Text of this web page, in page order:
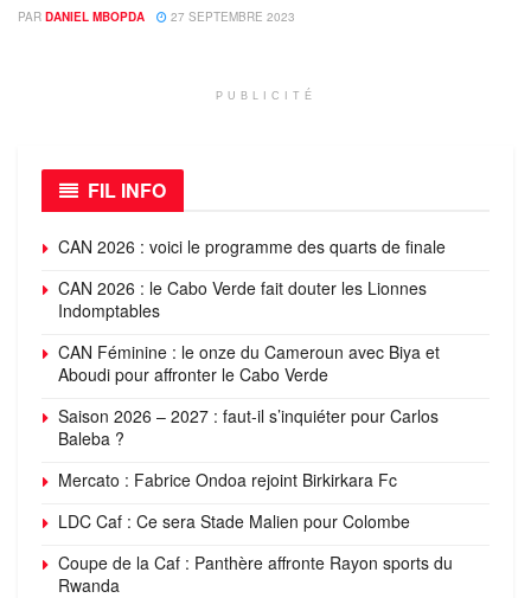
PAR DANIEL MBOPDA 27 SEPTEMBRE 2023
PUBLICITÉ
FIL INFO
CAN 2026 : voici le programme des quarts de finale
CAN 2026 : le Cabo Verde fait douter les Lionnes
Indomptables
CAN Féminine : le onze du Cameroun avec Biya et
Aboudi pour affronter le Cabo Verde
Saison 2026 – 2027 : faut-il s’inquiéter pour Carlos
Baleba ?
Mercato : Fabrice Ondoa rejoint Birkirkara Fc
LDC Caf : Ce sera Stade Malien pour Colombe
Coupe de la Caf : Panthère affronte Rayon sports du
Rwanda